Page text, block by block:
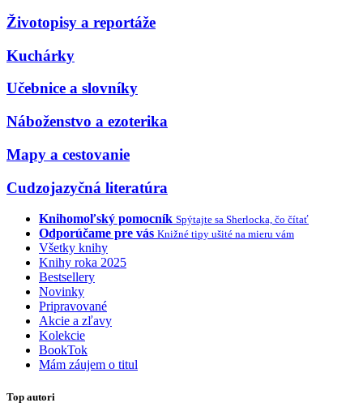
Životopisy a reportáže
Kuchárky
Učebnice a slovníky
Náboženstvo a ezoterika
Mapy a cestovanie
Cudzojazyčná literatúra
Knihomoľský pomocník Spýtajte sa Sherlocka, čo čítať
Odporúčame pre vás Knižné tipy ušité na mieru vám
Všetky knihy
Knihy roka 2025
Bestsellery
Novinky
Pripravované
Akcie a zľavy
Kolekcie
BookTok
Mám záujem o titul
Top autori